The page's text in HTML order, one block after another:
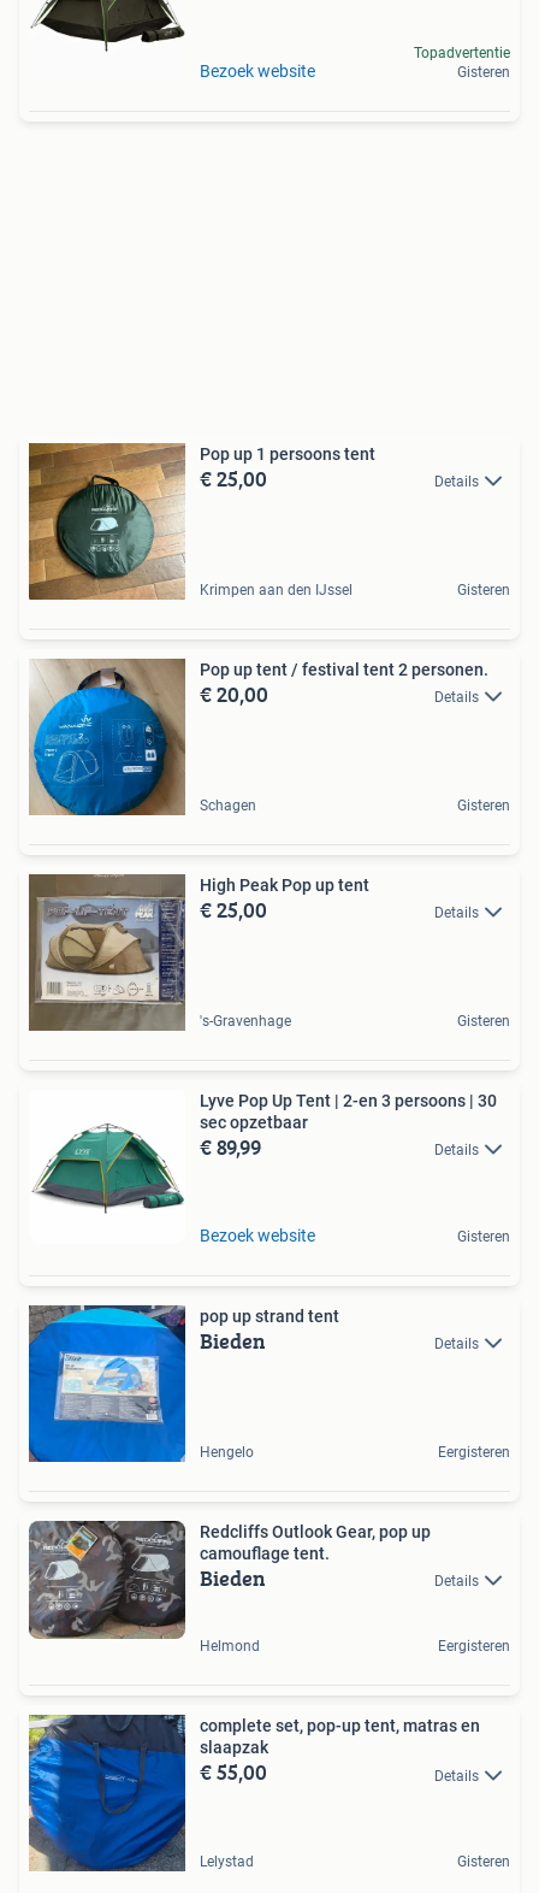
Bezoek website
Topadvertentie
Gisteren
Pop up 1 persoons tent
€ 25,00 Details
Krimpen aan den IJssel Gisteren
Pop up tent / festival tent 2 personen.
€ 20,00 Details
Schagen Gisteren
High Peak Pop up tent
€ 25,00 Details
's-Gravenhage Gisteren
Lyve Pop Up Tent | 2-en 3 persoons | 30
sec opzetbaar
€ 89,99 Details
Bezoek website Gisteren
pop up strand tent
Bieden Details
Hengelo Eergisteren
Redcliffs Outlook Gear, pop up
camouflage tent.
Bieden Details
Helmond Eergisteren
complete set, pop-up tent, matras en
slaapzak
€ 55,00 Details
Lelystad Gisteren